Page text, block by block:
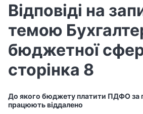
Відповіді на
темою
бюджетної
сторінка 8
До якого бюджету платити ПДФО за
працюють віддалено